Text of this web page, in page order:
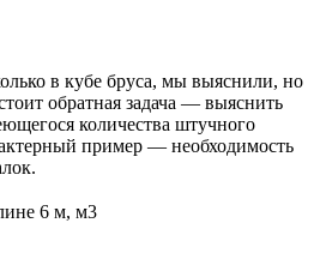
в кубе бруса, мы выяснили, но
обратная задача — выяснить
количества штучного
пример — необходимость
6 м, м3